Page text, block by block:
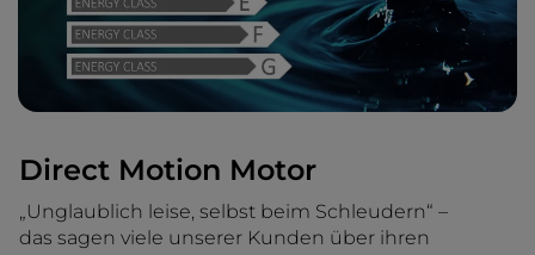
Direct Motion Motor
„Unglaublich leise, selbst beim Schleudern“ –
das sagen viele unserer Kunden über ihren